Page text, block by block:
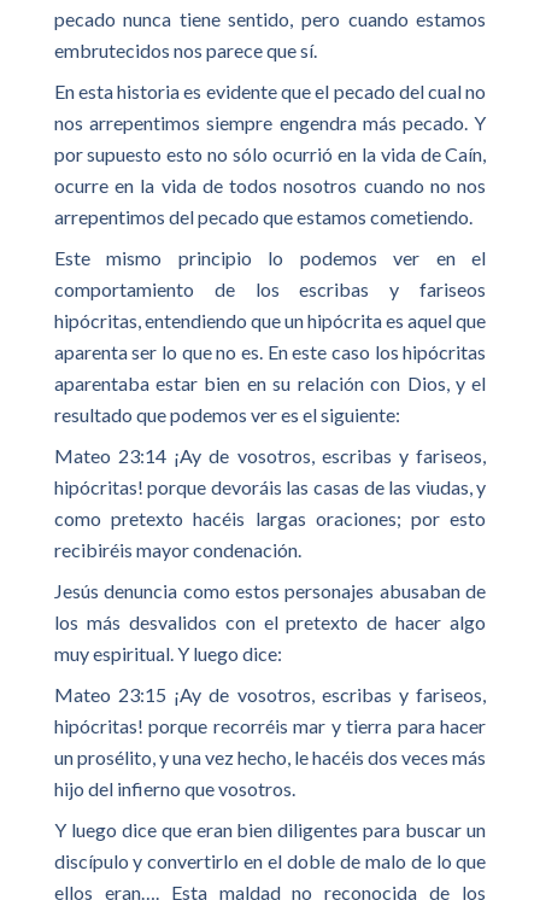
pecado nunca tiene sentido, pero cuando estamos
embrutecidos nos parece que sí.
En esta historia es evidente que el pecado del cual no
nos arrepentimos siempre engendra más pecado. Y
por supuesto esto no sólo ocurrió en la vida de Caín,
ocurre en la vida de todos nosotros cuando no nos
arrepentimos del pecado que estamos cometiendo.
Este mismo principio lo podemos ver en el
comportamiento de los escribas y fariseos
hipócritas, entendiendo que un hipócrita es aquel que
aparenta ser lo que no es. En este caso los hipócritas
aparentaba estar bien en su relación con Dios, y el
resultado que podemos ver es el siguiente:
Mateo 23:14 ¡Ay de vosotros, escribas y fariseos,
hipócritas! porque devoráis las casas de las viudas, y
como pretexto hacéis largas oraciones; por esto
recibiréis mayor condenación.
Jesús denuncia como estos personajes abusaban de
los más desvalidos con el pretexto de hacer algo
muy espiritual. Y luego dice:
Mateo 23:15 ¡Ay de vosotros, escribas y fariseos,
hipócritas! porque recorréis mar y tierra para hacer
un prosélito, y una vez hecho, le hacéis dos veces más
hijo del infierno que vosotros.
Y luego dice que eran bien diligentes para buscar un
discípulo y convertirlo en el doble de malo de lo que
ellos eran…. Esta maldad no reconocida de los